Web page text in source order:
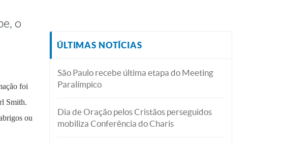
o
foi
Smith.
ou
ÚLTIMAS NOTÍCIAS
São Paulo recebe última etapa do Meeting
Paralímpico
Dia de Oração pelos Cristãos perseguidos
mobiliza Conferência do Charis